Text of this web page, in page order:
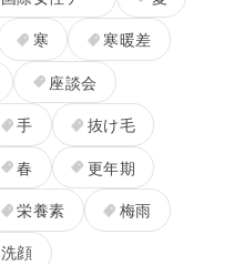
寒
寒暖差
座談会
手
抜け毛
春
更年期
栄養素
梅雨
洗顔